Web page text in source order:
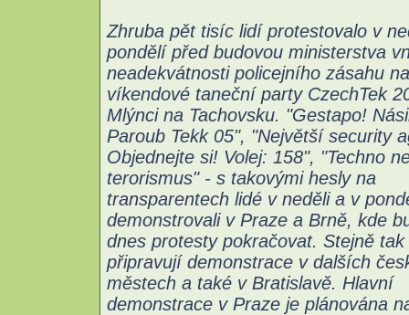
Zhruba pět tisíc lidí protestovalo v
pondělí před budovou ministerstva
neadekvátnosti policejního zásahu na
víkendové taneční party CzechTek
Mlýnci na Tachovsku. "Gestapo!
Paroub Tekk 05", "Největší security
Objednejte si! Volej: 158", "Techno
terorismus" - s takovými hesly na
transparentech lidé v neděli a v
demonstrovali v Praze a Brně, kde
dnes protesty pokračovat. Stejně tak
připravují demonstrace v dalších
městech a také v Bratislavě. Hlavní
demonstrace v Praze je plánována